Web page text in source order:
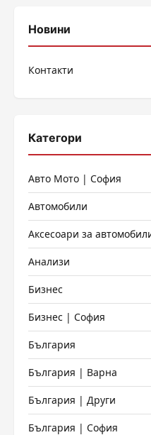
Новини
Контакти
Категори
Авто Мото | София
Автомобили
Аксесоари за
Анализи
Бизнес
Бизнес | София
България
България | Варна
България | Други
България | София